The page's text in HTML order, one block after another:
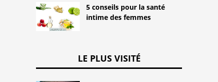
5 conseils pour la santé
intime des femmes
LE PLUS VISITÉ